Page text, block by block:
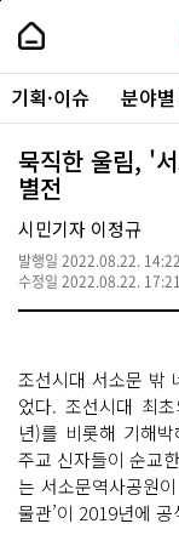
본
로
가
기
내
손
안
에
서
울
-
서
울
시
대
표
소
통
포
주
요
서
기획·이슈 분야
묵직한 울림, '
별전
시민기자 이정규
발행일 2022.08.22. 14:22
수정일 2022.08.22. 17:21
조선시대 서소문 밖
었다. 조선시대 최
년)를 비롯해 기해
주교 신자들이 순교
는 서소문역사공원
물관’이 2019년에
페
상
단
으
로